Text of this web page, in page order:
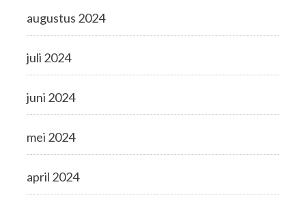
augustus 2024
juli 2024
juni 2024
mei 2024
april 2024